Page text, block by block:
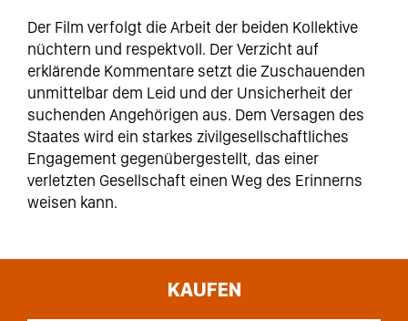
Der Film verfolgt die Arbeit der beiden Kollektive
nüchtern und respektvoll. Der Verzicht auf
erklärende Kommentare setzt die Zuschauenden
unmittelbar dem Leid und der Unsicherheit der
suchenden Angehörigen aus. Dem Versagen des
Staates wird ein starkes zivilgesellschaftliches
Engagement gegenübergestellt, das einer
verletzten Gesellschaft einen Weg des Erinnerns
weisen kann.
KAUFEN